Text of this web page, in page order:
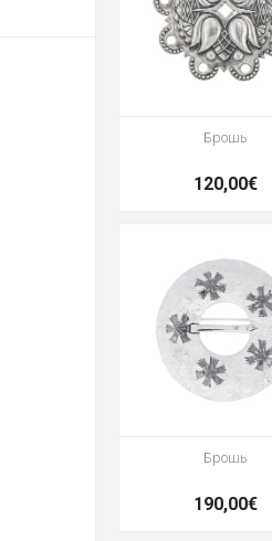
Брошь
120,00€
Брошь
190,00€